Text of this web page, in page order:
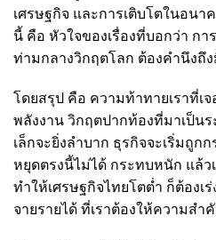
เศรษฐกิจ และการเติบโตในอน
นี้ คือ หัวใจของเรื่องที่บอกว่า กา
ท่ามกลางวิกฤตโลก ต้องคำนึงถึ
โดยสรุป คือ ความท้าทายเราที่เ
พลังงาน วิกฤตปากท้องที่มาเป็น
เล็กจะยิ่งลำบาก ธุรกิจจะเริ่มถูก
หยุดตรงนี้ไม่ได้ กระทบหนัก แล้
ทำให้เศรษฐกิจไทยโตต่ำ ก็ต้องเ
จายรายได้ ที่เราต้องให้ความสำ